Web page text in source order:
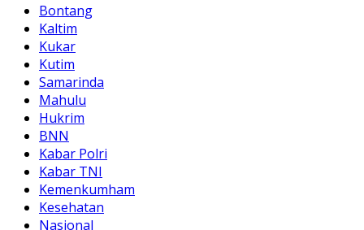
Bontang
Kaltim
Kukar
Kutim
Samarinda
Mahulu
Hukrim
BNN
Kabar Polri
Kabar TNI
Kemenkumham
Kesehatan
Nasional